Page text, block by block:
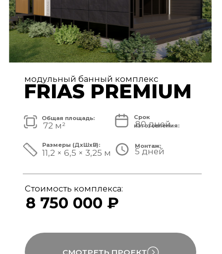
6 950 000 ₽
11,7 × 3,9 × 3,25 м
80 дней
48 м²
Общая площадь:
модульный банный комплекс
TISAN LUXE